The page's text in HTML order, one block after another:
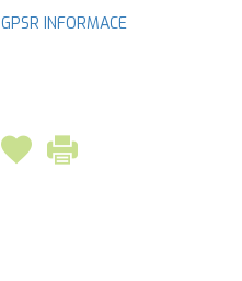
GPSR INFORMACE